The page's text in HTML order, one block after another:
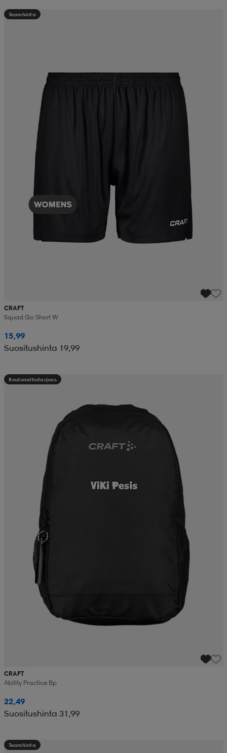
Teamhinta
CRAFT
Squad Go Short W
15,99
Suositushinta 19,99
Koulunalkutarjous
CRAFT
Ability Practice Bp
22,49
Suositushinta 31,99
Teamhinta